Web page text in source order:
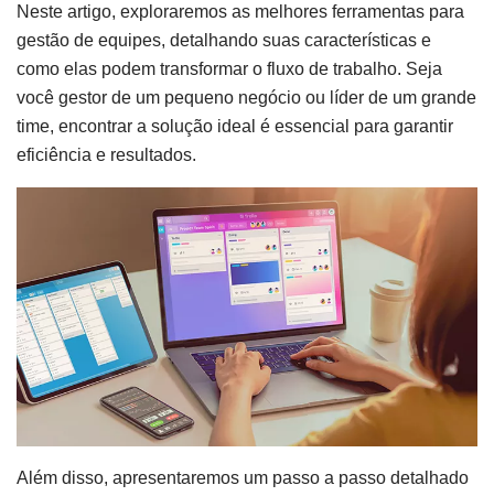
Neste artigo, exploraremos as melhores ferramentas para
gestão de equipes, detalhando suas características e
como elas podem transformar o fluxo de trabalho. Seja
você gestor de um pequeno negócio ou líder de um grande
time, encontrar a solução ideal é essencial para garantir
eficiência e resultados.
Além disso, apresentaremos um passo a passo detalhado